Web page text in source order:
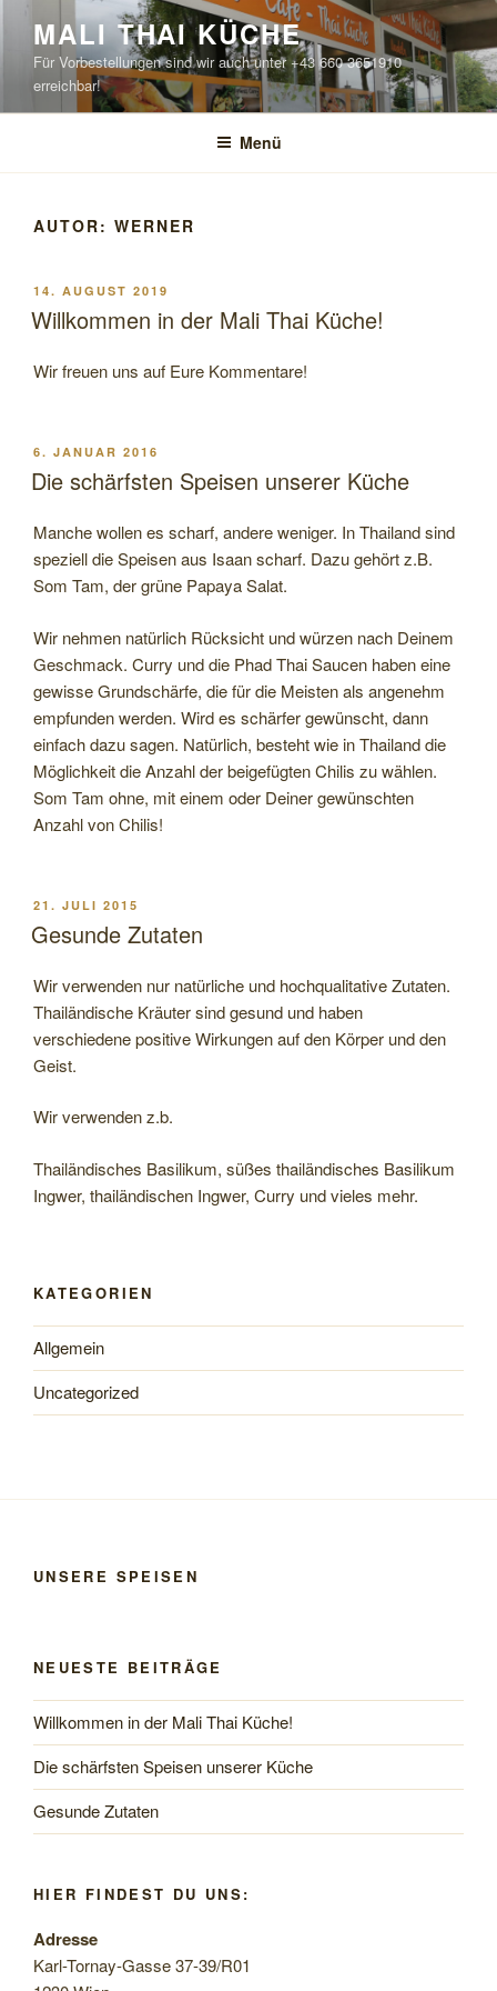
springen
MALI THAI KÜCHE
Für Vorbestellungen sind wir auch unter +43 660 3651910
erreichbar!
Menü
AUTOR: WERNER
VERÖFFENTLICHT
AM
14. AUGUST 2019
Willkommen in der Mali Thai Küche!
Wir freuen uns auf Eure Kommentare!
VERÖFFENTLICHT
AM
6. JANUAR 2016
Die schärfsten Speisen unserer Küche
Manche wollen es scharf, andere weniger. In Thailand sind
speziell die Speisen aus Isaan scharf. Dazu gehört z.B.
Som Tam, der grüne Papaya Salat.
Wir nehmen natürlich Rücksicht und würzen nach Deinem
Geschmack. Curry und die Phad Thai Saucen haben eine
gewisse Grundschärfe, die für die Meisten als angenehm
empfunden werden. Wird es schärfer gewünscht, dann
einfach dazu sagen. Natürlich, besteht wie in Thailand die
Möglichkeit die Anzahl der beigefügten Chilis zu wählen.
Som Tam ohne, mit einem oder Deiner gewünschten
Anzahl von Chilis!
VERÖFFENTLICHT
AM
21. JULI 2015
Gesunde Zutaten
Wir verwenden nur natürliche und hochqualitative Zutaten.
Thailändische Kräuter sind gesund und haben
verschiedene positive Wirkungen auf den Körper und den
Geist.
Wir verwenden z.b.
Thailändisches Basilikum, süßes thailändisches Basilikum
Ingwer, thailändischen Ingwer, Curry und vieles mehr.
KATEGORIEN
Allgemein
Uncategorized
UNSERE SPEISEN
NEUESTE BEITRÄGE
Willkommen in der Mali Thai Küche!
Die schärfsten Speisen unserer Küche
Gesunde Zutaten
HIER FINDEST DU UNS:
Adresse
Karl-Tornay-Gasse 37-39/R01